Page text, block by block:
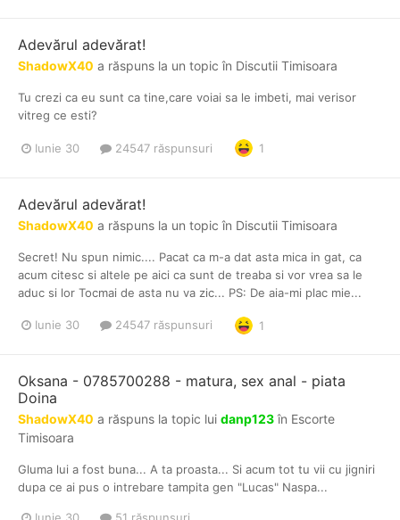
Adevărul adevărat!
ShadowX40 a răspuns la un topic în Discutii Timisoara
Tu crezi ca eu sunt ca tine,care voiai sa le imbeti, mai verisor
vitreg ce esti?
Iunie 30 24547 răspunsuri 1
Adevărul adevărat!
ShadowX40 a răspuns la un topic în Discutii Timisoara
Secret! Nu spun nimic.... Pacat ca m-a dat asta mica in gat, ca
acum citesc si altele pe aici ca sunt de treaba si vor vrea sa le
aduc si lor Tocmai de asta nu va zic... PS: De aia-mi plac mie...
Iunie 30 24547 răspunsuri 1
Oksana - 0785700288 - matura, sex anal - piata
Doina
ShadowX40 a răspuns la topic lui danp123în Escorte
Timisoara
Gluma lui a fost buna... A ta proasta... Si acum tot tu vii cu jigniri
dupa ce ai pus o intrebare tampita gen "Lucas" Naspa...
Iunie 30 51 răspunsuri